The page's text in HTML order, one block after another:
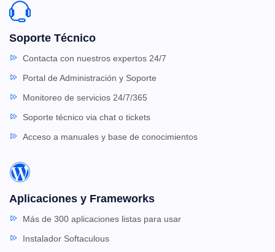
Soporte Técnico
Contacta con nuestros expertos 24/7
Portal de Administración y Soporte
Monitoreo de servicios 24/7/365
Soporte técnico via chat o tickets
Acceso a manuales y base de conocimientos
Aplicaciones y Frameworks
Más de 300 aplicaciones listas para usar
Instalador Softaculous